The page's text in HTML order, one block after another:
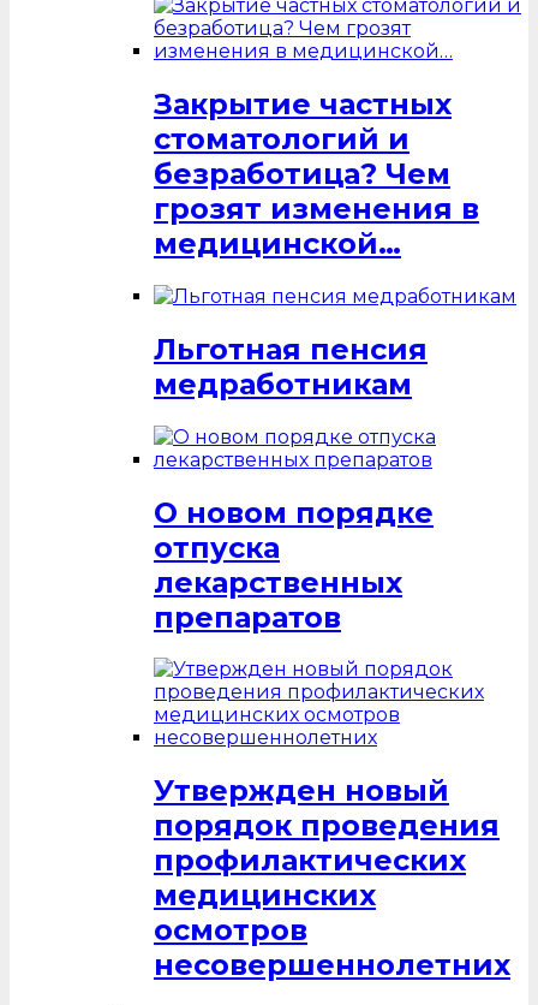
Закрытие частных
стоматологий и
безработица? Чем
грозят изменения в
медицинской…
Льготная пенсия
медработникам
О новом порядке
отпуска
лекарственных
препаратов
Утвержден новый
порядок проведения
профилактических
медицинских
осмотров
несовершеннолетних